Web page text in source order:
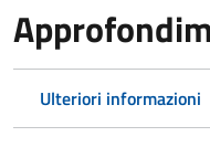
Ulteriori informazioni